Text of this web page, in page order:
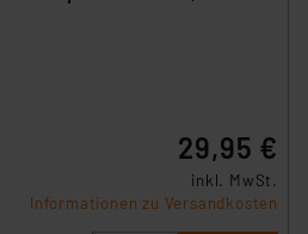
29,95 €
inkl. MwSt.
Informationen zu Versandkosten